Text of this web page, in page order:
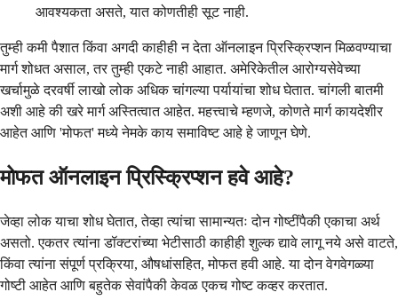
आवश्यकता असते, यात कोणतीही सूट नाही.
तुम्ही कमी पैशात किंवा अगदी काहीही न देता ऑनलाइन प्रिस्क्रिप्शन मिळवण्याचा
मार्ग शोधत असाल, तर तुम्ही एकटे नाही आहात. अमेरिकेतील आरोग्यसेवेच्या
खर्चामुळे दरवर्षी लाखो लोक अधिक चांगल्या पर्यायांचा शोध घेतात. चांगली बातमी
अशी आहे की खरे मार्ग अस्तित्वात आहेत. महत्त्वाचे म्हणजे, कोणते मार्ग कायदेशीर
आहेत आणि 'मोफत' मध्ये नेमके काय समाविष्ट आहे हे जाणून घेणे.
मोफत ऑनलाइन प्रिस्क्रिप्शन हवे आहे?
जेव्हा लोक याचा शोध घेतात, तेव्हा त्यांचा सामान्यतः दोन गोष्टींपैकी एकाचा अर्थ
असतो. एकतर त्यांना डॉक्टरांच्या भेटीसाठी काहीही शुल्क द्यावे लागू नये असे वाटते,
किंवा त्यांना संपूर्ण प्रक्रिया, औषधांसहित, मोफत हवी आहे. या दोन वेगवेगळ्या
गोष्टी आहेत आणि बहुतेक सेवांपैकी केवळ एकच गोष्ट कव्हर करतात.